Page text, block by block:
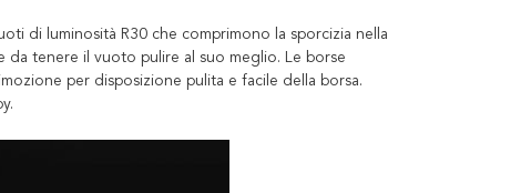
di luminosità R30 che comprimono la sporcizia nella
tenere il vuoto pulire al suo meglio. Le borse
per disposizione pulita e facile della borsa.